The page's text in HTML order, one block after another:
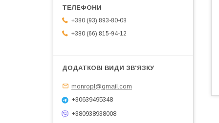
+380 (93) 893-80-08
+380 (66) 815-94-12
monropl@gmail.com
+30639495348
+380938938008